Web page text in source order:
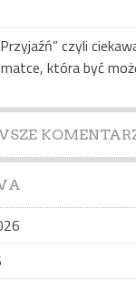
czyli
która być